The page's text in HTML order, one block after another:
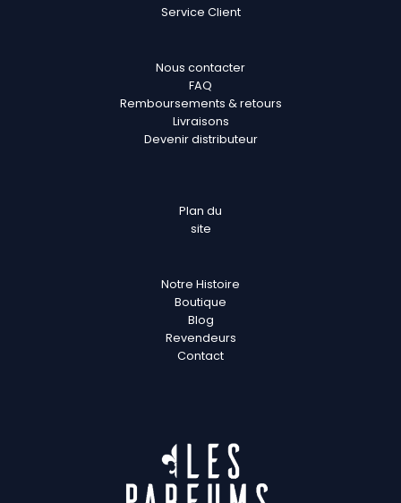
Service Client
Nous contacter
FAQ
Remboursements & retours
Livraisons
Devenir distributeur
Plan du
site
Notre Histoire
Boutique
Blog
Revendeurs
Contact